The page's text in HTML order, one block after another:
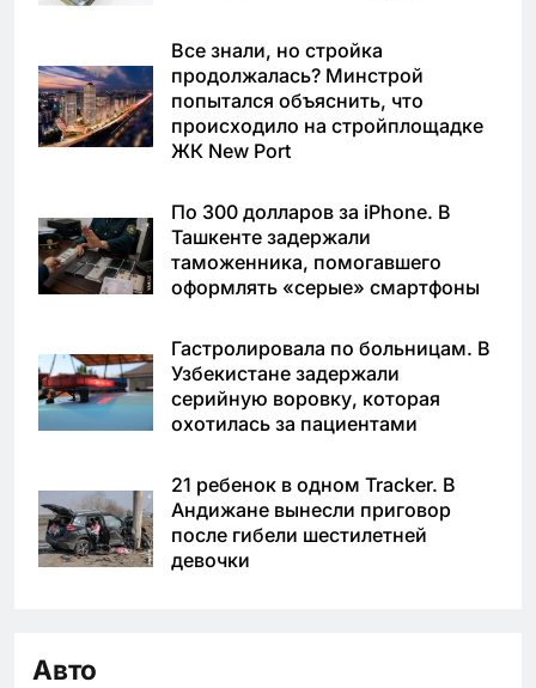
Все знали, но стройка
продолжалась? Минстрой
попытался объяснить, что
происходило на стройплощадке
ЖК New Port
По 300 долларов за iPhone. В
Ташкенте задержали
таможенника, помогавшего
оформлять «серые» смартфоны
Гастролировала по больницам. В
Узбекистане задержали
серийную воровку, которая
охотилась за пациентами
21 ребенок в одном Tracker. В
Андижане вынесли приговор
после гибели шестилетней
девочки
Авто